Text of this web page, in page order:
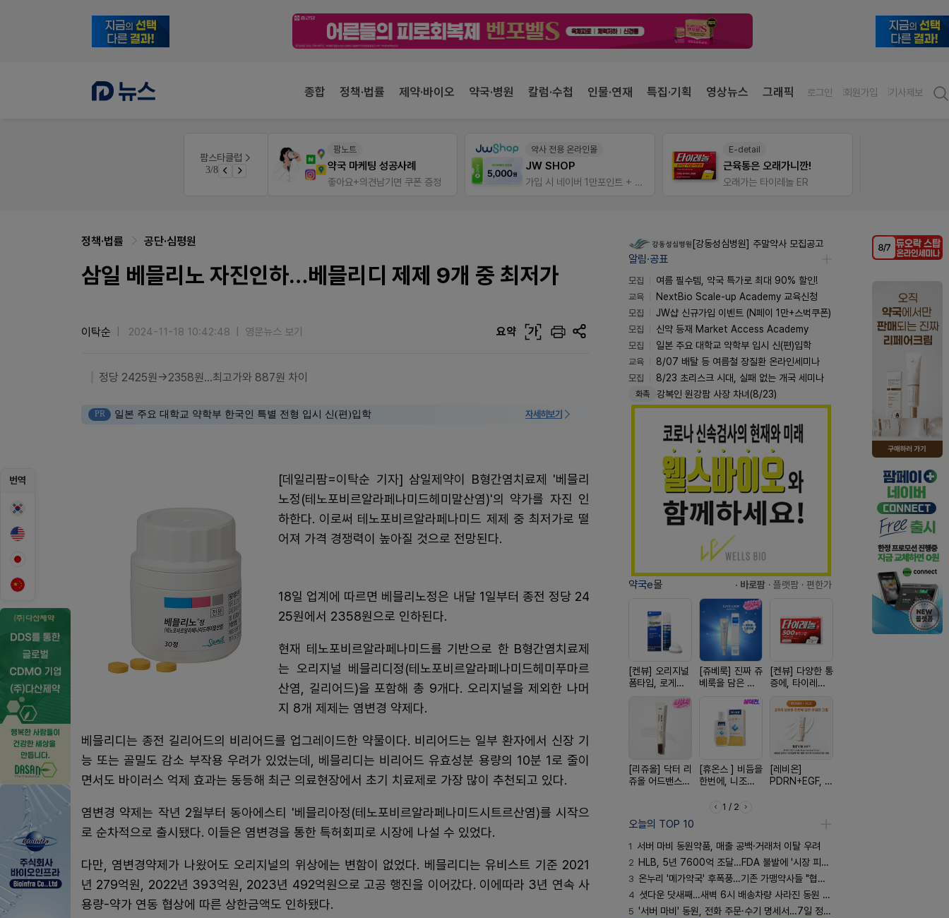
종합 정책·법률 제약·바이오 약국·병원 칼럼·수첩 인물·연재 특집·기획 영상뉴스 그래픽 로그인 회원가입 기사제보
팜스타클럽
3/8 약국 첫 채용공고 0원+'한번 더' 무료 연장
팜노트
약국 마케팅 성공사례
좋아요+의견남기면 쿠폰 증정
약사 전용 온라인몰
JW SHOP
가입 시 네이버 1만포인트 + 스벅쿠폰
E-detail
근육통은 오래가니깐!
오래가는 타이레놀 ER
번역
정책·법률 공단·심평원
삼일 베믈리노 자진인하…베믈리디 제제 9개 중 최저가
이탁순 2024-11-18 10:42:48 영문뉴스 보기 요약 가
정당 2425원→2358원…최고가와 887원 차이
PR 일본 주요 대학교 약학부 한국인 특별 전형 입시 신(편)입학 자세히보기
[데일리팜=이탁순 기자] 삼일제약이 B형간염치료제 '베믈리
노정(테노포비르알라페나미드헤미말산염)'의 약가를 자진 인
하한다. 이로써 테노포비르알라페나미드 제제 중 최저가로 떨
어져 가격 경쟁력이 높아질 것으로 전망된다.
18일 업계에 따르면 베믈리노정은 내달 1일부터 종전 정당 24
25원에서 2358원으로 인하된다.
현재 테노포비르알라페나미드를 기반으로 한 B형간염치료제
는 오리지널 베믈리디정(테노포비르알라페나미드헤미푸마르
산염, 길리어드)을 포함해 총 9개다. 오리지널을 제외한 나머
지 8개 제제는 염변경 약제다.
베믈리디는 종전 길리어드의 비리어드를 업그레이드한 약물이다. 비리어드는 일부 환자에서 신장 기
능 또는 골밀도 감소 부작용 우려가 있었는데, 베믈리디는 비리어드 유효성분 용량의 10분 1로 줄이
면서도 바이러스 억제 효과는 동등해 최근 의료현장에서 초기 치료제로 가장 많이 추천되고 있다.
염변경 약제는 작년 2월부터 동아에스티 '베믈리아정(테노포비르알라페나미드시트르산염)를 시작으
로 순차적으로 출시됐다. 이들은 염변경을 통한 특허회피로 시장에 나설 수 있었다.
다만, 염변경약제가 나왔어도 오리지널의 위상에는 변함이 없었다. 베믈리디는 유비스트 기준 2021
년 279억원, 2022년 393억원, 2023년 492억원으로 고공 행진을 이어갔다. 이에따라 3년 연속 사
용량-약가 연동 협상에 따른 상한금액도 인하됐다.
[강동성심병원] 주말약사 모집공고
알림·공표
모집
여름 필수템, 약국 특가로 최대 90% 할인!
교육
NextBio Scale-up Academy 교육신청
모집
JW샵 신규가입 이벤트 (N페이 1만+스벅쿠폰)
모집
신약 등재 Market Access Academy
모집
일본 주요 대학교 약학부 입시 신(편)입학
교육
8/07 배탈 등 여름철 장질환 온라인세미나
모집
8/23 초리스크 시대, 실패 없는 개국 세미나
화촉 강복인 원강팜 사장 차녀(8/23)
약국e몰 · 바로팜 · 플랫팜 · 편한가
[켄뷰] 오리지널
폼타입, 로게인
[쥬베룩] 진짜 쥬
베룩을 담은 약
[켄뷰] 다양한 통
증에, 타이레놀
정
[리쥬올] 닥터 리
쥬올 어드밴스드
[휴온스 ] 비듬을
한번에, 니조랄
[레비온]
PDRN+EGF, 레
1 / 2
오늘의 TOP 10
1 서버 마비 동원약품, 매출 공백·거래처 이탈 우려
2 HLB, 5년 7600억 조달…FDA 불발에 '시장 피로감'
3 온누리 '메가약국' 후폭풍…기존 가맹약사들 "협의체 만들자"
4 셧다운 닷새째…새벽 6시 배송차량 사라진 동원 물류센터
5 '서버 마비' 동원, 전화 주문·수기 명세서…7일 정상화 되나